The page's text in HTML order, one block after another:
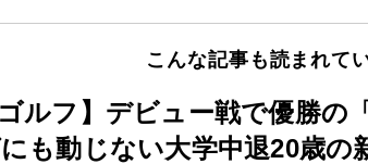
こんな記事も読まれて
ゴルフ】デビュー戦で優勝
も動じない大学中退20歳の